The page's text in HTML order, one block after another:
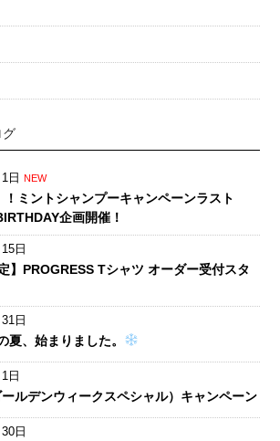
グ
日 NEW
！ミントシャンプーキャンペーンラスト
企画開催！
日
】PROGRESS Tシャツ オーダー受付スタ
日
夏、始まりました。
日
ルデンウィークスペシャル）キャンペーン
日